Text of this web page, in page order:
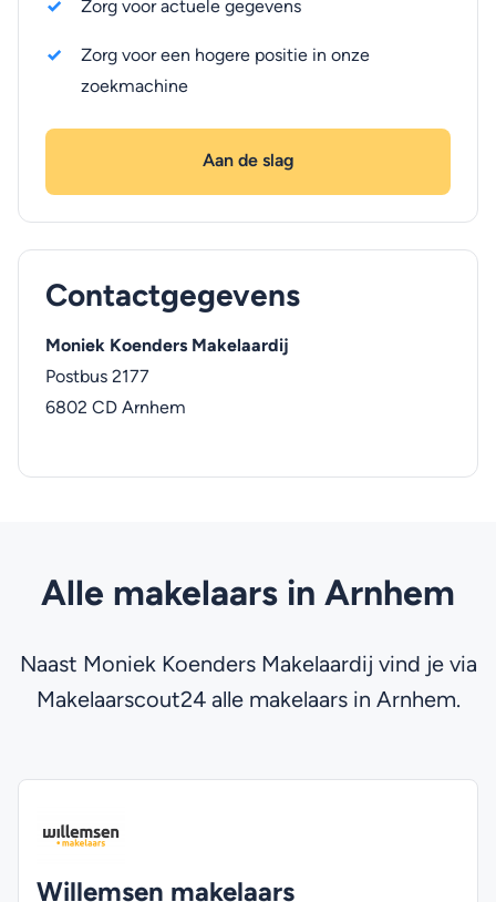
Zorg voor actuele gegevens
Zorg voor een hogere positie in onze
zoekmachine
Aan de slag
Contactgegevens
Moniek Koenders Makelaardij
Postbus 2177
6802 CD Arnhem
Alle makelaars in Arnhem
Naast Moniek Koenders Makelaardij vind je via
Makelaarscout24 alle makelaars in Arnhem.
Willemsen makelaars